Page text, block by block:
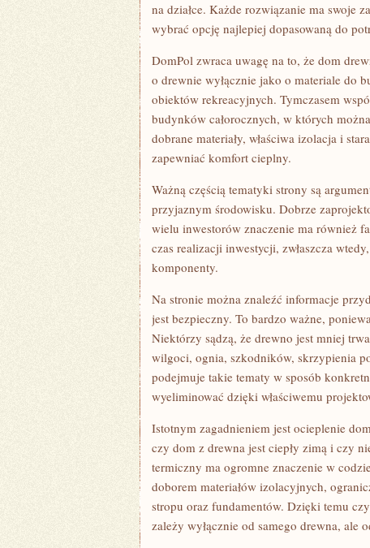
na działce. Każde rozwiązanie ma swoje
wybrać opcję najlepiej dopasowaną do
DomPol zwraca uwagę na to, że dom
o drewnie wyłącznie jako o materiale do
obiektów rekreacyjnych. Tymczasem
budynków całorocznych, w których
dobrane materiały, właściwa izolacja i
zapewniać komfort cieplny.
Ważną częścią tematyki strony są
przyjaznym środowisku. Dobrze
wielu inwestorów znaczenie ma również
czas realizacji inwestycji, zwłaszcza
komponenty.
Na stronie można znaleźć informacje
jest bezpieczny. To bardzo ważne,
Niektórzy sądzą, że drewno jest mniej
wilgoci, ognia, szkodników, skrzypienia
podejmuje takie tematy w sposób
wyeliminować dzięki właściwemu
Istotnym zagadnieniem jest ocieplenie
czy dom z drewna jest ciepły zimą i czy
termiczny ma ogromne znaczenie w
doborem materiałów izolacyjnych,
stropu oraz fundamentów. Dzięki temu
zależy wyłącznie od samego drewna, ale